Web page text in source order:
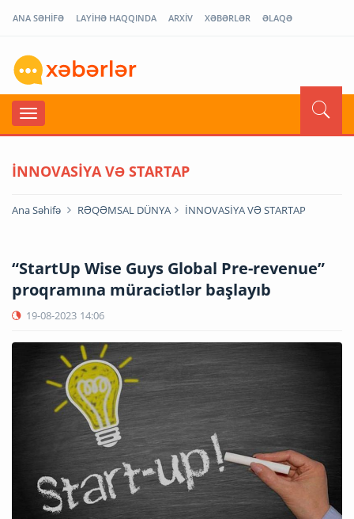
ANA SƏHİFƏ LAYİHƏ HAQQINDA ARXİV XƏBƏRLƏR ƏLAQƏ
İNNOVASİYA VƏ STARTAP
Ana Səhifə RƏQƏMSAL DÜNYA İNNOVASİYA VƏ STARTAP
“StartUp Wise Guys Global Pre-revenue”
proqramına müraciətlər başlayıb
19-08-2023 14:06